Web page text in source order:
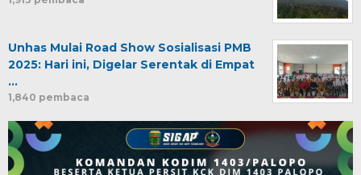
Unhas Mulai Road Show Sosialisasi PMB
2025: Hari ini, Digelar Serentak di Empat
…
1,840 pembaca